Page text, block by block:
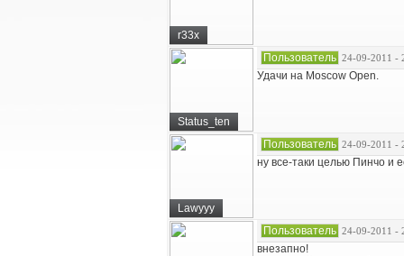
r33x
Status_ten
Пользователь 24-09-2011 -
Удачи на Moscow Open.
Lawyyy
Пользователь 24-09-2011 -
ну все-таки целью Пинчо и
Пользователь 24-09-2011 -
внезапно!